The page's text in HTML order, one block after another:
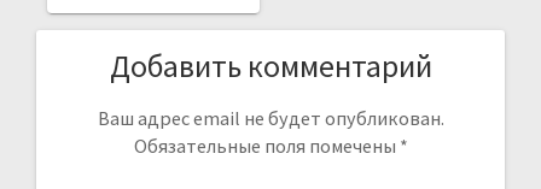
Добавить комментарий
Ваш адрес email не будет опубликован.
Обязательные поля помечены *